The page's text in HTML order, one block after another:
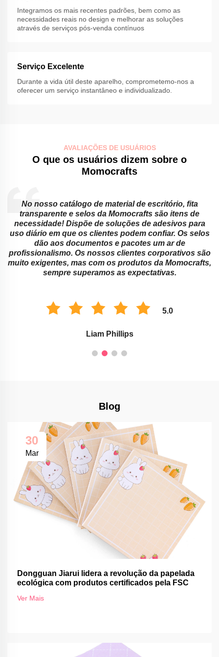
Integramos os mais recentes padrões, bem como as
necessidades reais no design e melhorar as soluções
através de serviços pós-venda contínuos
Serviço Excelente
Durante a vida útil deste aparelho, comprometemo-nos a
oferecer um serviço instantâneo e individualizado.
AVALIAÇÕES DE USUÁRIOS
O que os usuários dizem sobre o
Momocrafts
No nosso catálogo de material de escritório, fita
transparente e selos da Momocrafts são itens de
necessidade! Dispõe de soluções de adesivos para
uso diário em que os clientes podem confiar. Os selos
dão aos documentos e pacotes um ar de
profissionalismo. Os nossos clientes corporativos são
muito exigentes, mas com os produtos da Momocrafts,
sempre superamos as expectativas.
5.0
Liam Phillips
Blog
30
Mar
Dongguan Jiarui lidera a revolução da papelada
ecológica com produtos certificados pela FSC
Ver Mais